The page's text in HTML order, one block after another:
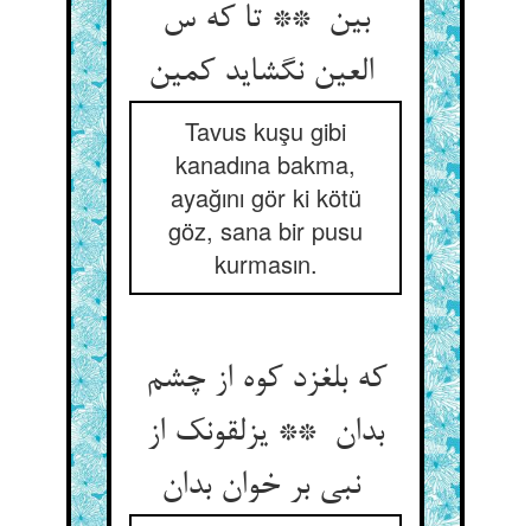
بین ** تا که س
Tavus kuşu gibi
kanadına bakma,
ayağını gör ki kötü
göz, sana bir pusu
kurmasın.
که بلغزد کوه از چشم
بدان ** یزلقونک از
نبی بر خوان بدان